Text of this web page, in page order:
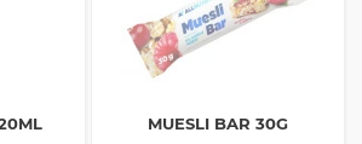
MUESLI BAR 30G